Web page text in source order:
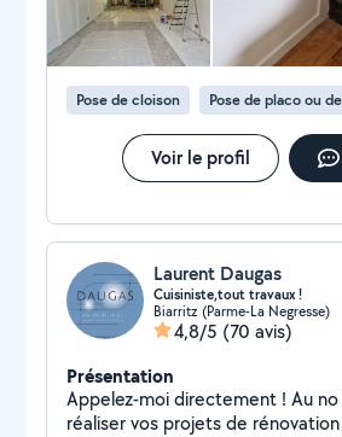
Pose de cloison Pose de placo ou
Voir le profil
Laurent Daugas
Cuisiniste,tout travaux !
Biarritz (Parme-La Negresse)
4,8/5 (70 avis)
Présentation
Appelez-moi directement ! Au
réaliser vos projets de